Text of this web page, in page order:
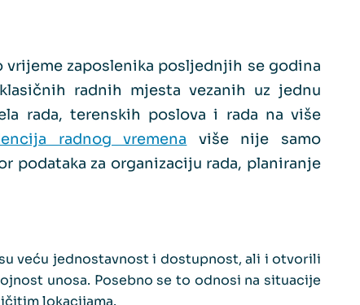
zaposlenika posljednjih se godina
radnih mjesta vezanih uz jednu
rada, terenskih poslova i rada na više
radnog vremena više nije samo
podataka za organizaciju rada, planiranje
veću jednostavnost i dostupnost, ali i otvorili
unosa. Posebno se to odnosi na situacije
lokacijama.